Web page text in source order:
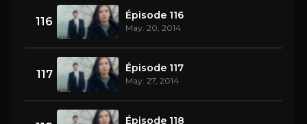
116 Épisode 116
May. 20, 2014
117 Épisode 117
May. 27, 2014
Épisode 118